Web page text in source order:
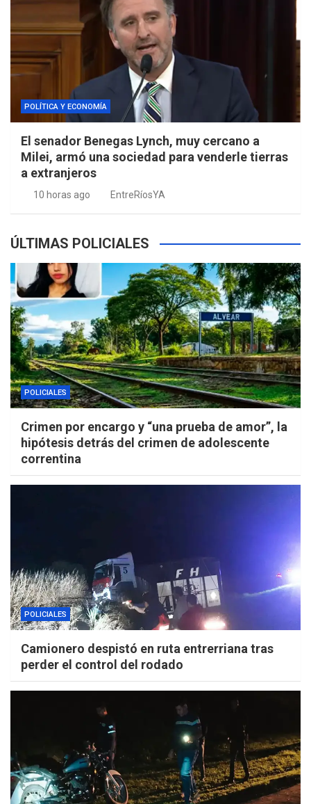
POLÍTICA Y ECONOMÍA
El senador Benegas Lynch, muy cercano a
Milei, armó una sociedad para venderle tierras
a extranjeros
10 horas ago EntreRíosYA
ÚLTIMAS POLICIALES
POLICIALES
Crimen por encargo y “una prueba de amor”, la
hipótesis detrás del crimen de adolescente
correntina
POLICIALES
Camionero despistó en ruta entrerriana tras
perder el control del rodado